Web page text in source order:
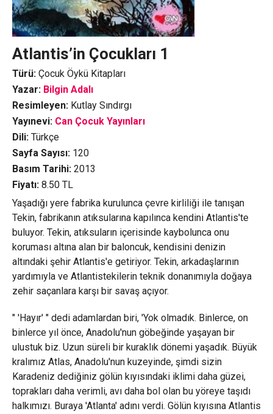
Atlantis’in Çocukları 1
Türü:Çocuk Öykü Kitapları
Yazar: Bilgin Adalı
Resimleyen:Kutlay Sındırgı
Yayınevi: Can Çocuk Yayınları
Dili: Türkçe
Sayfa Sayısı: 120
Basım Tarihi: 2013
Fiyatı: 8.50TL
Yaşadığı yere fabrika kurulunca çevre kirliliği ile tanışan
Tekin, fabrikanın atıksularına kapılınca kendini Atlantis'te
buluyor. Tekin, atıksuların içerisinde kaybolunca onu
koruması altına alan bir baloncuk, kendisini denizin
altındaki şehir Atlantis'e getiriyor. Tekin, arkadaşlarının
yardımıyla ve Atlantistekilerin teknik donanımıyla doğaya
zehir saçanlara karşı bir savaş açıyor.
" 'Hayır' " dedi adamlardan biri, 'Yok olmadık. Binlerce, on
binlerce yıl önce, Anadolu'nun göbeğinde yaşayan bir
ulustuk biz. Uzun süreli bir kuraklık dönemi yaşadık. Büyük
kralımız Atlas, Anadolu'nun kuzeyinde, şimdi sizin
Karadeniz dediğiniz gölün kıyısındaki iklimi daha güzei,
toprakları daha verimli, avı daha bol olan bu yöreye taşıdı
halkımızı. Buraya 'Atlanta' adını verdi. Gölün kıyısına Atlantis